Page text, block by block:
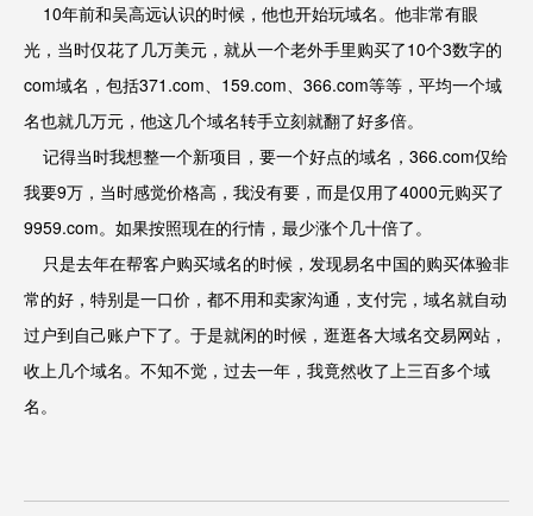
10年前和吴高远认识的时候，他也开始玩域名。他非常有眼
光，当时仅花了几万美元，就从一个老外手里购买了10个3数字的
com域名，包括371.com、159.com、366.com等等，平均一个域
名也就几万元，他这几个域名转手立刻就翻了好多倍。
记得当时我想整一个新项目，要一个好点的域名，366.com仅给
我要9万，当时感觉价格高，我没有要，而是仅用了4000元购买了
9959.com。如果按照现在的行情，最少涨个几十倍了。
只是去年在帮客户购买域名的时候，发现易名中国的购买体验非
常的好，特别是一口价，都不用和卖家沟通，支付完，域名就自动
过户到自己账户下了。于是就闲的时候，逛逛各大域名交易网站，
收上几个域名。不知不觉，过去一年，我竟然收了上三百多个域
名。